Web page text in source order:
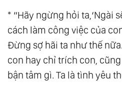
44. Không Có Thấu
Thương
45.Tư Duy Siêu Tích Cực
46. Sống Trọn Vẹn Từng
Sinh Mệnh Ánh Sáng
* “Hãy ngừng hỏi ta,‘Ngài
cách làm công việc của
Đừng sợ hãi ta như thế
con hay chỉ trích con,
bận tâm gì. Ta là tình yêu